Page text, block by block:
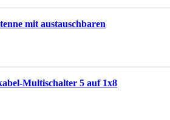
mit austauschbaren
Multischalter 5 auf 1x8